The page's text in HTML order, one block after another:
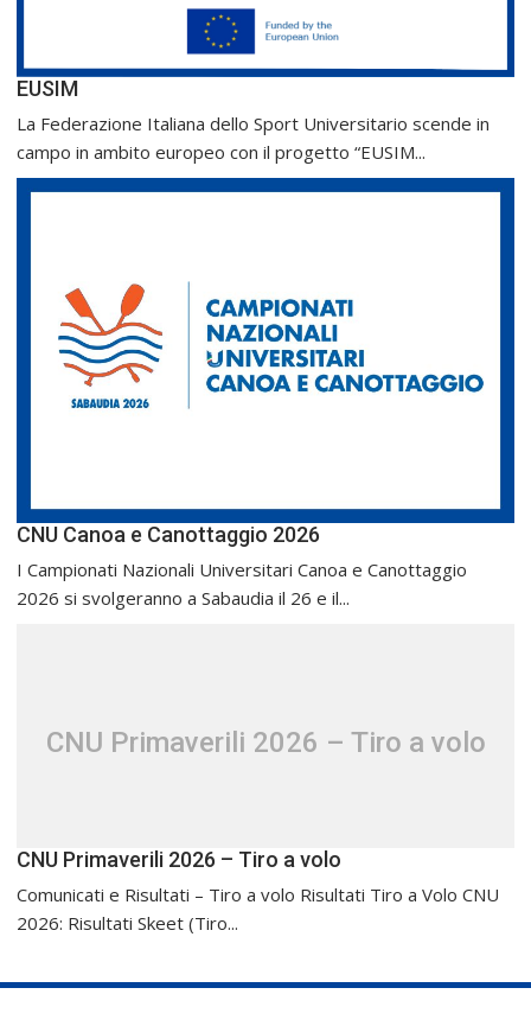
EUSIM
La Federazione Italiana dello Sport Universitario scende in
campo in ambito europeo con il progetto “EUSIM...
CNU Canoa e Canottaggio 2026
I Campionati Nazionali Universitari Canoa e Canottaggio
2026 si svolgeranno a Sabaudia il 26 e il...
CNU Primaverili 2026 – Tiro a volo
CNU Primaverili 2026 – Tiro a volo
Comunicati e Risultati – Tiro a volo Risultati Tiro a Volo CNU
2026: Risultati Skeet (Tiro...